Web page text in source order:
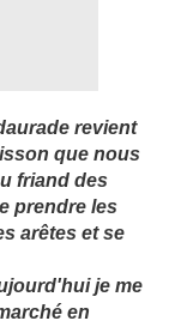
revient
que nous
friand des
prendre les
arêtes et se
je me
en